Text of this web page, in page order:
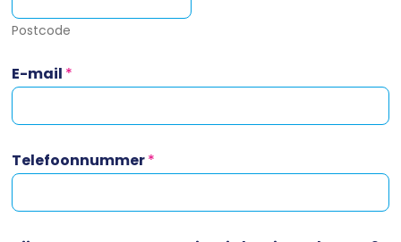
Postcode
E-mail *
Telefoonnummer*